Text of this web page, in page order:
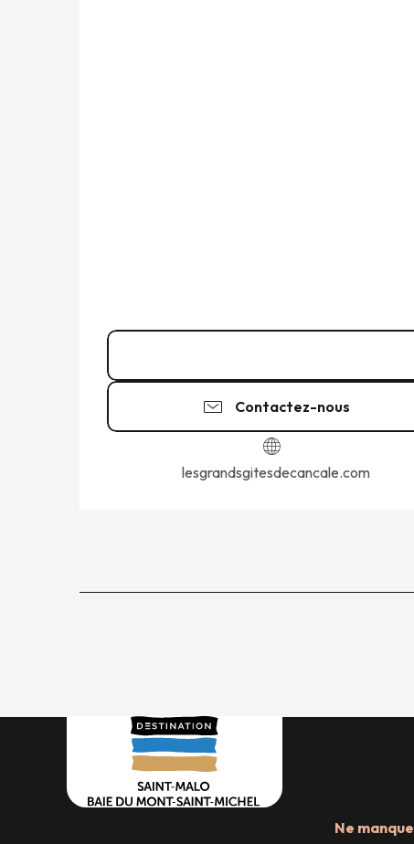
Contactez-nous
lesgrandsgitesdecancale.com
Ne